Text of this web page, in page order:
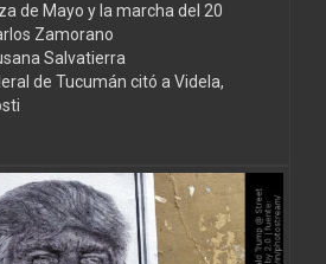
de Mayo y la marcha del 20
Zamorano
Salvatierra
de Tucumán citó a Videla,